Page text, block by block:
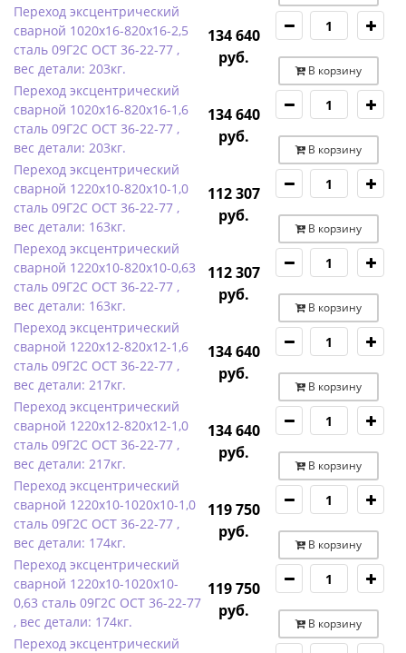
Переход эксцентрический
сварной 1020х16-820х16-2,5
сталь 09Г2С ОСТ 36-22-77 ,
вес детали: 203кг.
134 640
руб.
В корзину
Переход эксцентрический
сварной 1020х16-820х16-1,6
сталь 09Г2С ОСТ 36-22-77 ,
вес детали: 203кг.
134 640
руб.
В корзину
Переход эксцентрический
сварной 1220х10-820х10-1,0
сталь 09Г2С ОСТ 36-22-77 ,
вес детали: 163кг.
112 307
руб.
В корзину
Переход эксцентрический
сварной 1220х10-820х10-0,63
сталь 09Г2С ОСТ 36-22-77 ,
вес детали: 163кг.
112 307
руб.
В корзину
Переход эксцентрический
сварной 1220х12-820х12-1,6
сталь 09Г2С ОСТ 36-22-77 ,
вес детали: 217кг.
134 640
руб.
В корзину
Переход эксцентрический
сварной 1220х12-820х12-1,0
сталь 09Г2С ОСТ 36-22-77 ,
вес детали: 217кг.
134 640
руб.
В корзину
Переход эксцентрический
сварной 1220х10-1020х10-1,0
сталь 09Г2С ОСТ 36-22-77 ,
вес детали: 174кг.
119 750
руб.
В корзину
Переход эксцентрический
сварной 1220х10-1020х10-
0,63 сталь 09Г2С ОСТ 36-22-77
, вес детали: 174кг.
119 750
руб.
В корзину
Переход эксцентрический